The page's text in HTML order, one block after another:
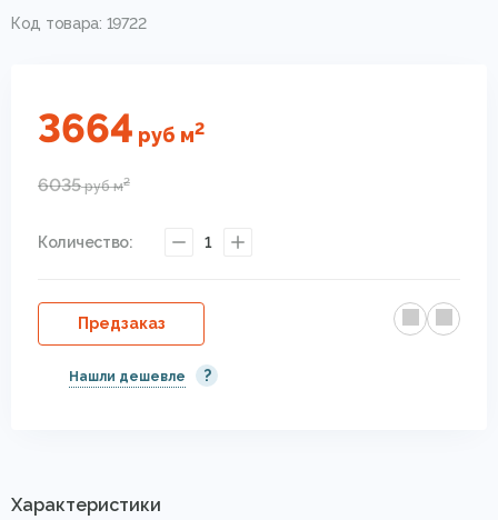
Код товара: 19722
3664 руб м2
6035рубм2
Количество: 1
Предзаказ
Нашли дешевле ?
Характеристики